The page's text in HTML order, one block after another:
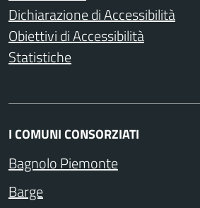
Dichiarazione di Accessibilità
Obiettivi di Accessibilità
Statistiche
I COMUNI CONSORZIATI
Bagnolo Piemonte
Barge